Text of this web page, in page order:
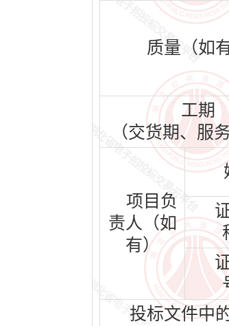
质量（如有
工期
（交货期、服
项目负
责人（如
有）
投标文件中